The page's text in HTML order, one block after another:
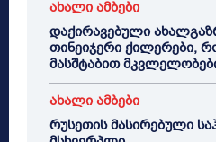
ახალი ამბები
დაქირავებული
თინეიჯერი ქილერები,
მასშტაბით
ახალი ამბები
რუსეთის მასირებული